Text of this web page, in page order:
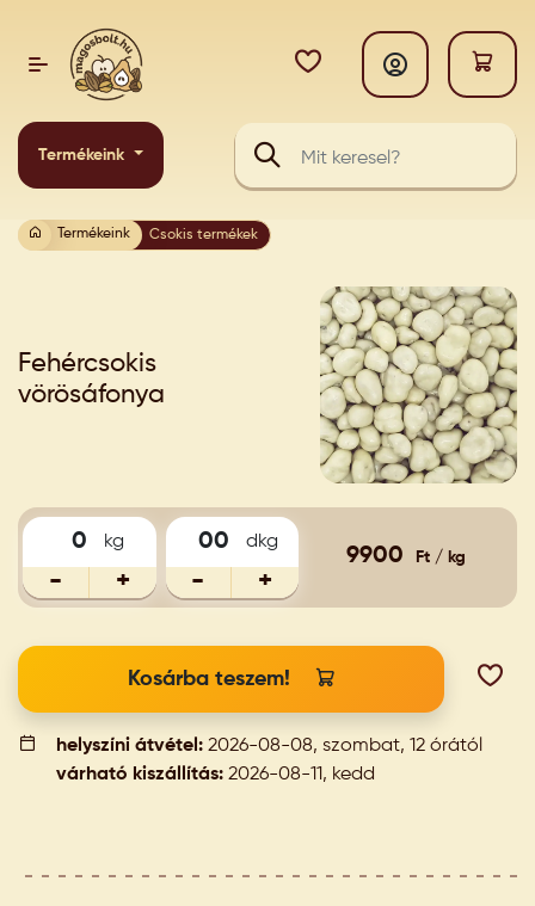
Termékeink
Termékeink Csokis termékek
Fehércsokis
vörösáfonya
kg
- +
dkg
- +
9900 Ft / kg
Kosárba teszem!
helyszíni átvétel: 2026-08-08, szombat, 12 órától
várható kiszállítás: 2026-08-11, kedd